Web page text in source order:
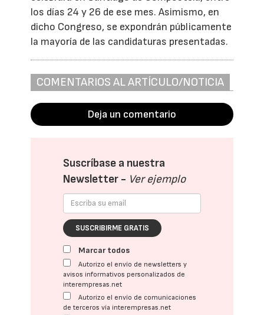
los días 24 y 26 de ese mes. Asimismo, en
dicho Congreso, se expondrán públicamente
la mayoría de las candidaturas presentadas.
COMENTARIOS AL ARTÍCULO/NOTICIA
Deja un comentario
Suscríbase a nuestra
Newsletter - Ver ejemplo
SUSCRIBIRME GRATIS
Marcar todos
Autorizo el envío de newsletters y
avisos informativos personalizados de
interempresas.net
Autorizo el envío de comunicaciones
de terceros vía interempresas.net